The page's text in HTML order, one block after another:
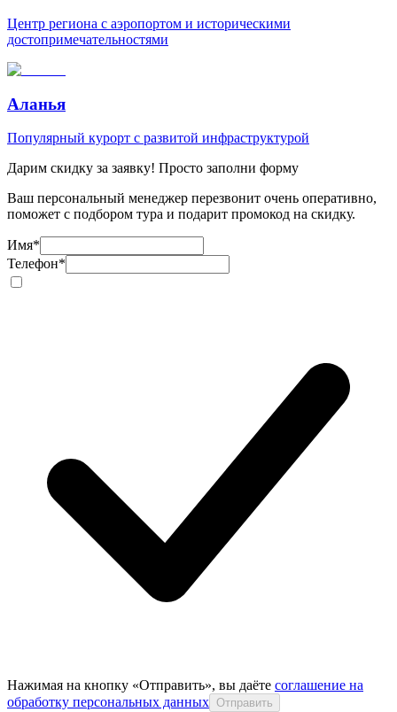
Центр региона с аэропортом и историческими
достопримечательностями
Аланья
Популярный курорт с развитой инфраструктурой
Дарим скидку за заявку! Просто заполни форму
Ваш персональный менеджер перезвонит очень оперативно,
поможет с подбором тура и подарит промокод на скидку.
Имя*
Телефон*
Нажимая на кнопку «Отправить», вы даёте соглашение на
обработку персональных данных Отправить